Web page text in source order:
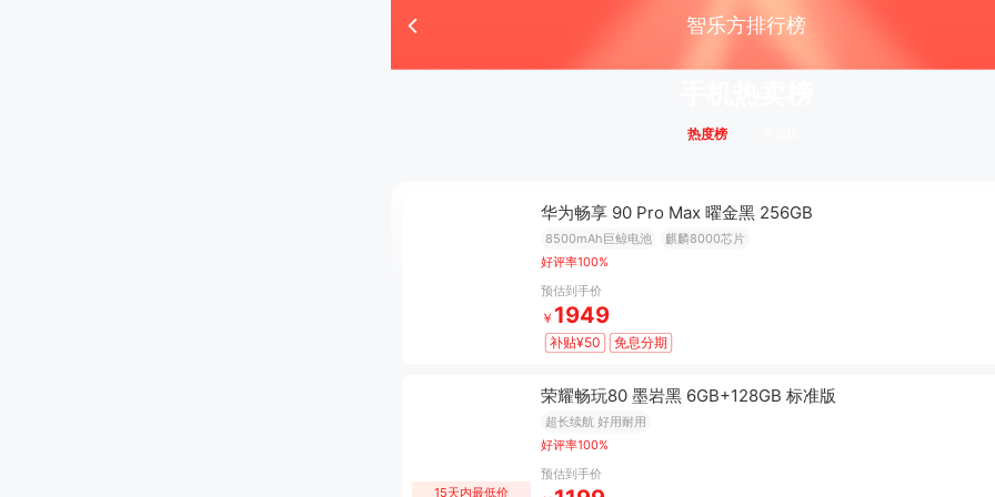
智乐方排行榜
热度榜
华为畅享 90 Pro Max 曜金黑 256GB
8500mAh巨鲸电池
麒麟8000芯片
好评率100%
预估到手价
￥ 1949
补贴¥50 免息分期
15天内最低价
荣耀畅玩80 墨岩黑 6GB+128GB 标准版
超长续航 好用耐用
好评率100%
预估到手价